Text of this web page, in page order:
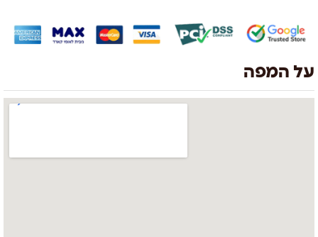
על המפה